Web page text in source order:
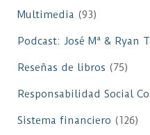
Multimedia (93)
Podcast: José Mª & Ryan
Reseñas de libros (75)
Responsabilidad Social
Sistema financiero (126)